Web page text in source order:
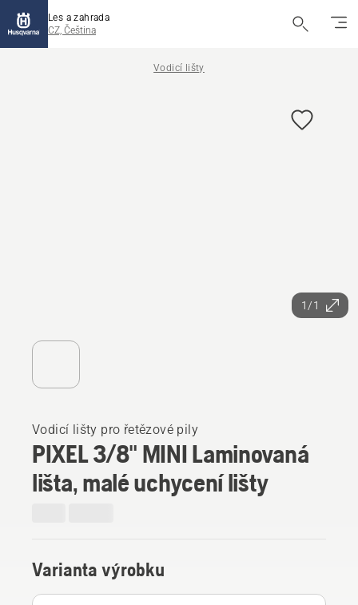
Les a zahrada
CZ, Čeština
Vodicí lišty
1/1
Vodicí lišty pro řetězové pily
PIXEL 3/8" MINI Laminovaná
lišta, malé uchycení lišty
Varianta výrobku